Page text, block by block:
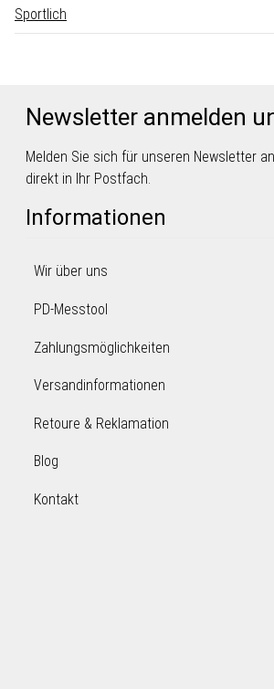
Sportlich
Newsletter anmelden
Melden Sie sich für unseren Newsletter
direkt in Ihr Postfach.
Informationen
Wir über uns
PD-Messtool
Zahlungsmöglichkeiten
Versandinformationen
Retoure & Reklamation
Blog
Kontakt